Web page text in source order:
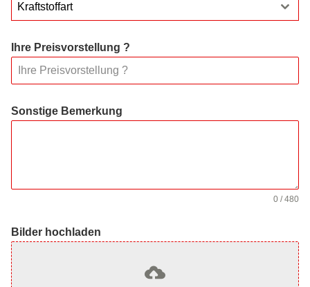
Kraftstoffart
Ihre Preisvorstellung ?
Sonstige Bemerkung
0 / 480
Bilder hochladen